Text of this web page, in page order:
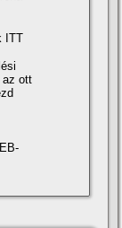
ITT
az ott